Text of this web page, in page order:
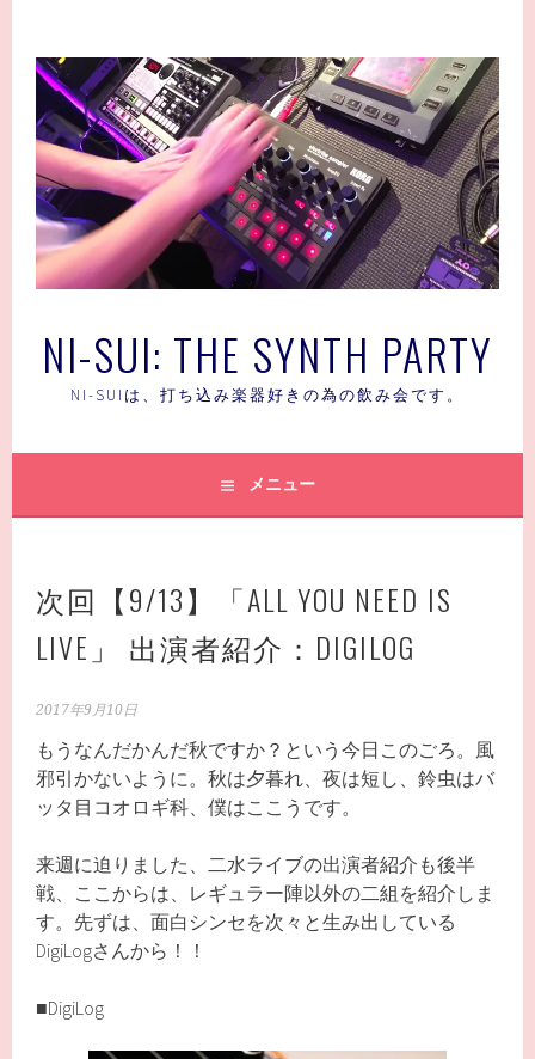
NI-SUI: THE SYNTH PARTY
NI-SUIは、打ち込み楽器好きの為の飲み会です。
メニュー
次回【9/13】「ALL YOU NEED IS
LIVE」 出演者紹介：DIGILOG
2017年9月10日
もうなんだかんだ秋ですか？という今日このごろ。風
邪引かないように。秋は夕暮れ、夜は短し、鈴虫はバ
ッタ目コオロギ科、僕はここうです。
来週に迫りました、二水ライブの出演者紹介も後半
戦、ここからは、レギュラー陣以外の二組を紹介しま
す。先ずは、面白シンセを次々と生み出している
DigiLogさんから！！
■DigiLog